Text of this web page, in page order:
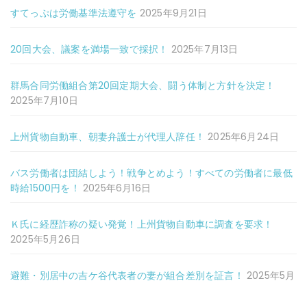
すてっぷは労働基準法遵守を 2025年9月21日
20回大会、議案を満場一致で採択！ 2025年7月13日
群馬合同労働組合第20回定期大会、闘う体制と方針を決定！
2025年7月10日
上州貨物自動車、朝妻弁護士が代理人辞任！ 2025年6月24日
バス労働者は団結しよう！戦争とめよう！すべての労働者に最低
時給1500円を！ 2025年6月16日
Ｋ氏に経歴詐称の疑い発覚！上州貨物自動車に調査を要求！
2025年5月26日
避難・別居中の吉ケ谷代表者の妻が組合差別を証言！ 2025年5月